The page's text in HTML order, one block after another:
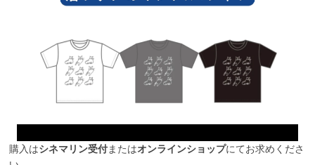
購入はシネマリン受付またはオンラインショップにてお求めくださ